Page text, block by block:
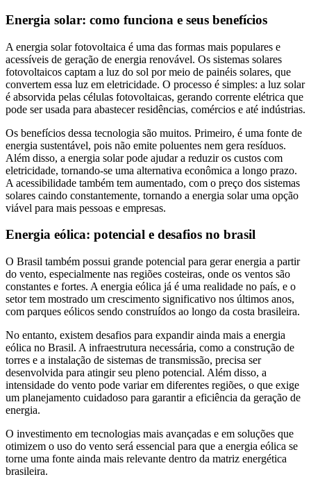
Energia solar: como funciona e seus benefícios
A energia solar fotovoltaica é uma das formas mais populares e
acessíveis de geração de energia renovável. Os sistemas solares
fotovoltaicos captam a luz do sol por meio de painéis solares, que
convertem essa luz em eletricidade. O processo é simples: a luz solar
é absorvida pelas células fotovoltaicas, gerando corrente elétrica que
pode ser usada para abastecer residências, comércios e até indústrias.
Os benefícios dessa tecnologia são muitos. Primeiro, é uma fonte de
energia sustentável, pois não emite poluentes nem gera resíduos.
Além disso, a energia solar pode ajudar a reduzir os custos com
eletricidade, tornando-se uma alternativa econômica a longo prazo.
A acessibilidade também tem aumentado, com o preço dos sistemas
solares caindo constantemente, tornando a energia solar uma opção
viável para mais pessoas e empresas.
Energia eólica: potencial e desafios no brasil
O Brasil também possui grande potencial para gerar energia a partir
do vento, especialmente nas regiões costeiras, onde os ventos são
constantes e fortes. A energia eólica já é uma realidade no país, e o
setor tem mostrado um crescimento significativo nos últimos anos,
com parques eólicos sendo construídos ao longo da costa brasileira.
No entanto, existem desafios para expandir ainda mais a energia
eólica no Brasil. A infraestrutura necessária, como a construção de
torres e a instalação de sistemas de transmissão, precisa ser
desenvolvida para atingir seu pleno potencial. Além disso, a
intensidade do vento pode variar em diferentes regiões, o que exige
um planejamento cuidadoso para garantir a eficiência da geração de
energia.
O investimento em tecnologias mais avançadas e em soluções que
otimizem o uso do vento será essencial para que a energia eólica se
torne uma fonte ainda mais relevante dentro da matriz energética
brasileira.